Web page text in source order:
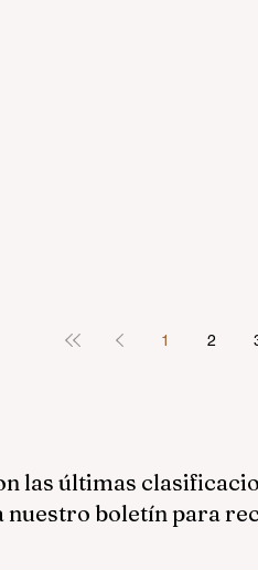
1 2
las últimas
nuestro boletín para